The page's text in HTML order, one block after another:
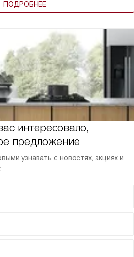
ПОДРОБНЕЕ
интересовало,
предложение
узнавать о новостях, акциях и